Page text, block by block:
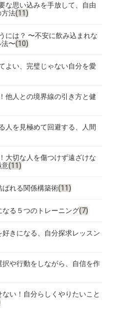
思い込みを手放して、自由
方法(11)
は？ 〜不安に飲み込まれな
法〜(10)
い、完璧じゃない自分を愛
人との境界線の引き方と健
を見極めて回避する、人間
切な人を傷つけず遠ざけな
意(11)
れる関係構築術(11)
る５つのトレーニング(7)
きになる、自分探求レッスン
や行動をしながら、自信を作
い！自分らしくやりたいこと